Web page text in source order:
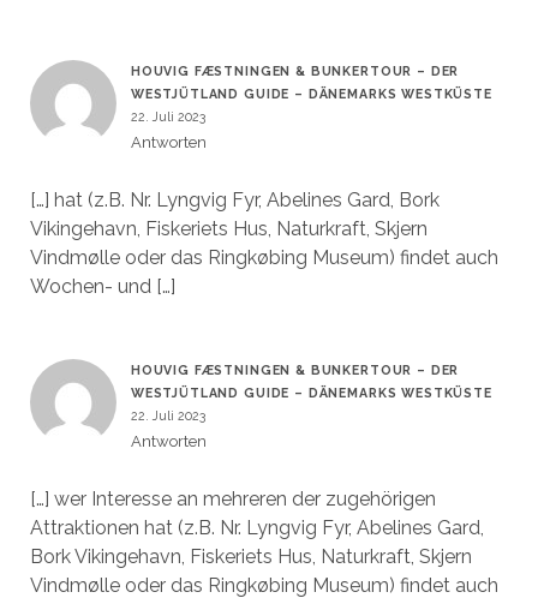
HOUVIG FÆSTNINGEN & BUNKERTOUR – DER
WESTJÜTLAND GUIDE – DÄNEMARKS WESTKÜSTE
22. Juli 2023
Antworten
[…] hat (z.B. Nr. Lyngvig Fyr, Abelines Gard, Bork
Vikingehavn, Fiskeriets Hus, Naturkraft, Skjern
Vindmølle oder das Ringkøbing Museum) findet auch
Wochen- und […]
HOUVIG FÆSTNINGEN & BUNKERTOUR – DER
WESTJÜTLAND GUIDE – DÄNEMARKS WESTKÜSTE
22. Juli 2023
Antworten
[…] wer Interesse an mehreren der zugehörigen
Attraktionen hat (z.B. Nr. Lyngvig Fyr, Abelines Gard,
Bork Vikingehavn, Fiskeriets Hus, Naturkraft, Skjern
Vindmølle oder das Ringkøbing Museum) findet auch